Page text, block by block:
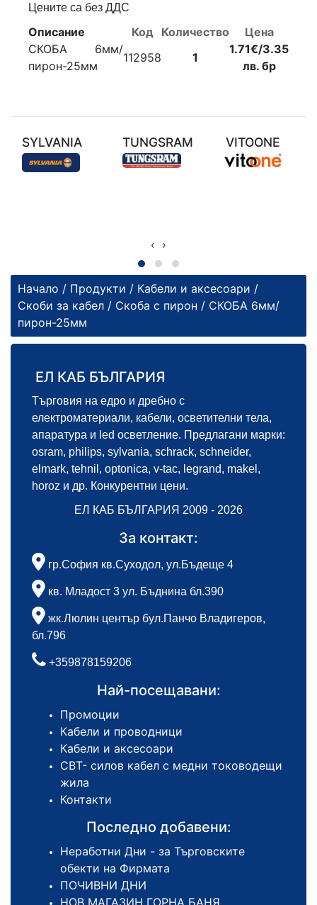
Цените са без ДДС
Описание Код Количество
Цена
СКОБА 6мм/
пирон-25мм
112958 1
1.71€/3.35
лв. бр
SYLVANIA TUNGSRAM VITOONE
‹ ›
Начало / Продукти / Кабели и аксесоари /
Скоби за кабел / Скоба с пирон / СКОБА 6мм/
пирон-25мм
ЕЛ КАБ БЪЛГАРИЯ
Търговия на едро и дребно с
електроматериали, кабели, осветителни тела,
апаратура и led осветление. Предлагани марки:
osram, philips, sylvania, schrack, schneider,
elmark, tehnil, optonica, v-tac, legrand, makel,
horoz и др. Конкурентни цени.
ЕЛ КАБ БЪЛГАРИЯ 2009 - 2026
За контакт:
гр.София кв.Суходол, ул.Бъдеще 4
кв. Младост 3 ул. Бъднина бл.390
жк.Люлин център бул.Панчо Владигеров,
бл.796
+359878159206
Най-посещавани:
Промоции
Кабели и проводници
Кабели и аксесоари
СВТ- силов кабел с медни тоководещи
жила
Контакти
Последно добавени:
Неработни Дни - за Търговските
обекти на Фирмата
ПОЧИВНИ ДНИ
НОВ МАГАЗИН ГОРНА БАНЯ